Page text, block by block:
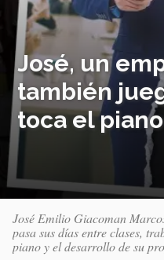
José, un
también
toca el piano
José Emilio Giacoman
pasa sus días entre clases,
piano y el desarrollo de su